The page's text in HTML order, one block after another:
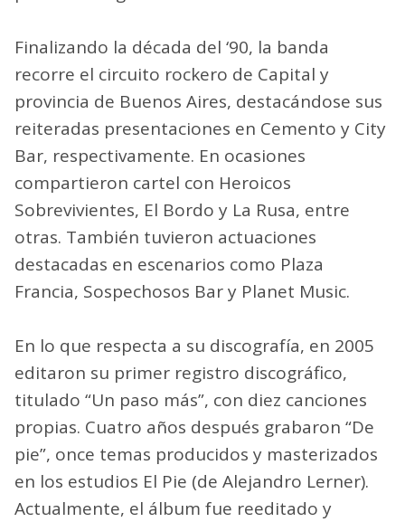
Finalizando la década del ‘90, la banda
recorre el circuito rockero de Capital y
provincia de Buenos Aires, destacándose sus
reiteradas presentaciones en Cemento y City
Bar, respectivamente. En ocasiones
compartieron cartel con Heroicos
Sobrevivientes, El Bordo y La Rusa, entre
otras. También tuvieron actuaciones
destacadas en escenarios como Plaza
Francia, Sospechosos Bar y Planet Music.
En lo que respecta a su discografía, en 2005
editaron su primer registro discográfico,
titulado “Un paso más”, con diez canciones
propias. Cuatro años después grabaron “De
pie”, once temas producidos y masterizados
en los estudios El Pie (de Alejandro Lerner).
Actualmente, el álbum fue reeditado y